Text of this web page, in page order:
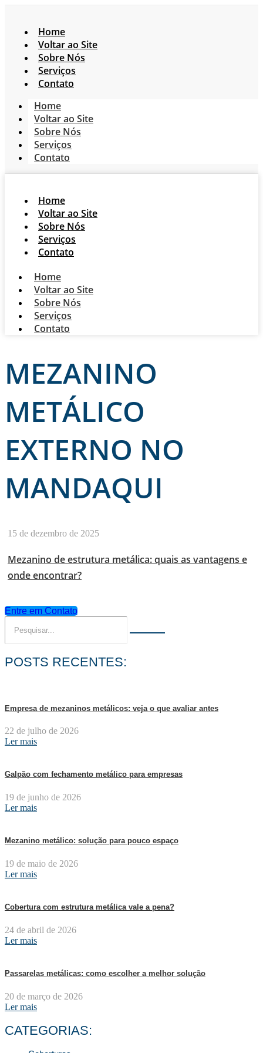
Home
Voltar ao Site
Sobre Nós
Serviços
Contato
Home
Voltar ao Site
Sobre Nós
Serviços
Contato
Home
Voltar ao Site
Sobre Nós
Serviços
Contato
Home
Voltar ao Site
Sobre Nós
Serviços
Contato
MEZANINO
METÁLICO
EXTERNO NO
MANDAQUI
15 de dezembro de 2025
Mezanino de estrutura metálica: quais as vantagens e
onde encontrar?
Entre em Contato
POSTS RECENTES:
Empresa de mezaninos metálicos: veja o que avaliar antes
22 de julho de 2026
Ler mais
Galpão com fechamento metálico para empresas
19 de junho de 2026
Ler mais
Mezanino metálico: solução para pouco espaço
19 de maio de 2026
Ler mais
Cobertura com estrutura metálica vale a pena?
24 de abril de 2026
Ler mais
Passarelas metálicas: como escolher a melhor solução
20 de março de 2026
Ler mais
CATEGORIAS: